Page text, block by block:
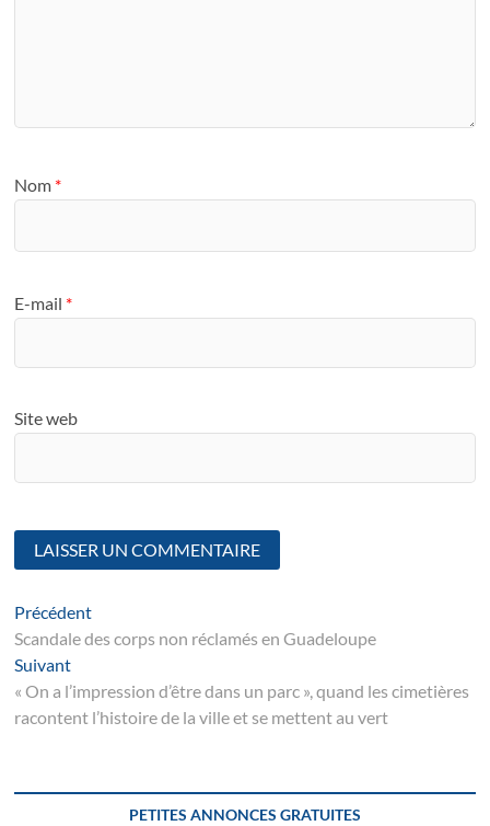
Nom *
E-mail *
Site web
Navigation
de
l’article
PrécédentArticle
suivant
Scandale des corps non réclamés en Guadeloupe
SuivantSuivant
post:
« On a l’impression d’être dans un parc », quand les cimetières
racontent l’histoire de la ville et se mettent au vert
PETITES ANNONCES GRATUITES